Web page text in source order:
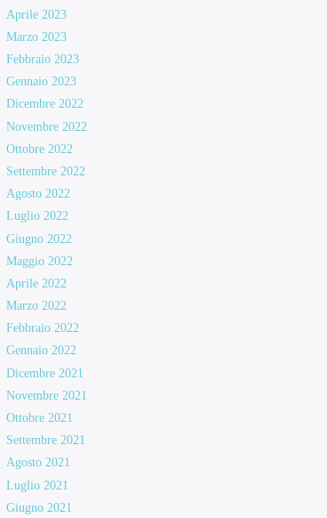
Aprile 2023
Marzo 2023
Febbraio 2023
Gennaio 2023
Dicembre 2022
Novembre 2022
Ottobre 2022
Settembre 2022
Agosto 2022
Luglio 2022
Giugno 2022
Maggio 2022
Aprile 2022
Marzo 2022
Febbraio 2022
Gennaio 2022
Dicembre 2021
Novembre 2021
Ottobre 2021
Settembre 2021
Agosto 2021
Luglio 2021
Giugno 2021